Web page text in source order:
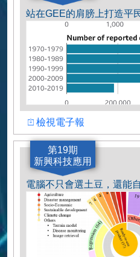
作者
白佩鑫
檢視檢視電子報
第19期
新興科技應用